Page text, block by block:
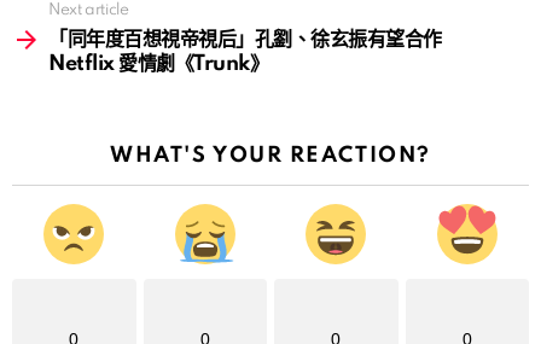
Next article
「同年度百想視帝視后」孔劉、徐玄振有望合作
Netflix 愛情劇《Trunk》
WHAT'S YOUR REACTION?
0 0 0 0